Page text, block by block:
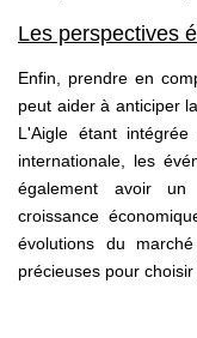
Les perspectives
Enfin, prendre en
peut aider à anticiper
L'Aigle étant
internationale, les
également avoir
croissance
évolutions du
précieuses pour